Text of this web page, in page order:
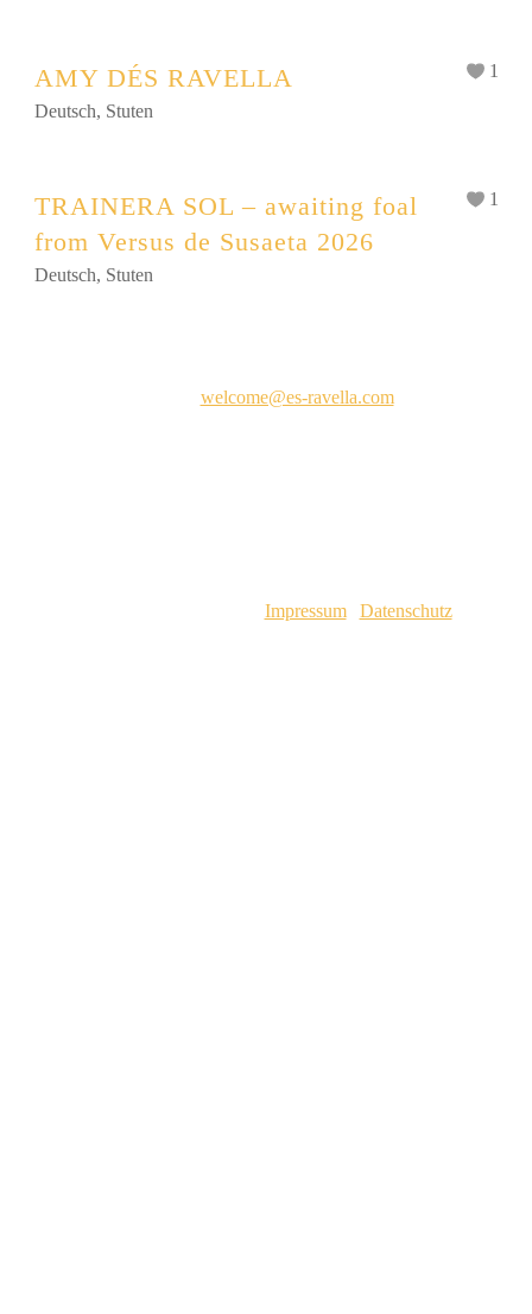
AMY DÉS RAVELLA
Deutsch, Stuten
1
TRAINERA SOL – awaiting foal
from Versus de Susaeta 2026
Deutsch, Stuten
1
welcome@es-ravella.com
Impressum| Datenschutz